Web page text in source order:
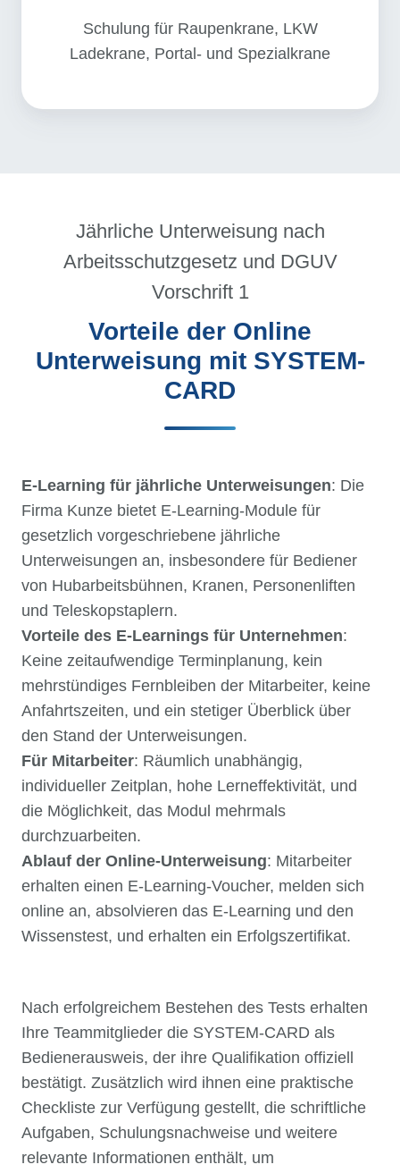
Schulung für Raupenkrane, LKW
Ladekrane, Portal- und Spezialkrane
Jährliche Unterweisung nach
Arbeitsschutzgesetz und ­DGUV
Vorschrift 1
Vorteile der Online
Unterweisung mit SYSTEM-
CARD
E-Learning für jährliche Unterweisungen: Die
Firma Kunze bietet E-Learning-Module für
gesetzlich vorgeschriebene jährliche
Unterweisungen an, insbesondere für Bediener
von Hubarbeitsbühnen, Kranen, Personenliften
und Teleskopstaplern.
Vorteile des E-Learnings für Unternehmen:
Keine zeitaufwendige Terminplanung, kein
mehrstündiges Fernbleiben der Mitarbeiter, keine
Anfahrtszeiten, und ein stetiger Überblick über
den Stand der Unterweisungen.
Für Mitarbeiter: Räumlich unabhängig,
individueller Zeitplan, hohe Lerneffektivität, und
die Möglichkeit, das Modul mehrmals
durchzuarbeiten.
Ablauf der Online-Unterweisung: Mitarbeiter
erhalten einen E-Learning-Voucher, melden sich
online an, absolvieren das E-Learning und den
Wissenstest, und erhalten ein Erfolgszertifikat.
Nach erfolgreichem Bestehen des Tests erhalten
Ihre Teammitglieder die SYSTEM-CARD als
Bedienerausweis, der ihre Qualifikation offiziell
bestätigt. Zusätzlich wird ihnen eine praktische
Checkliste zur Verfügung gestellt, die schriftliche
Aufgaben, Schulungsnachweise und weitere
relevante Informationen enthält, um